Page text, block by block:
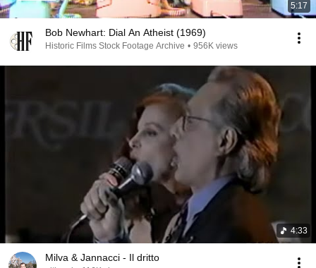
5:17
Bob Newhart: Dial An Atheist (1969)
Historic Films Stock Footage Archive • 956K views
4:33
Milva & Jannacci - Il dritto